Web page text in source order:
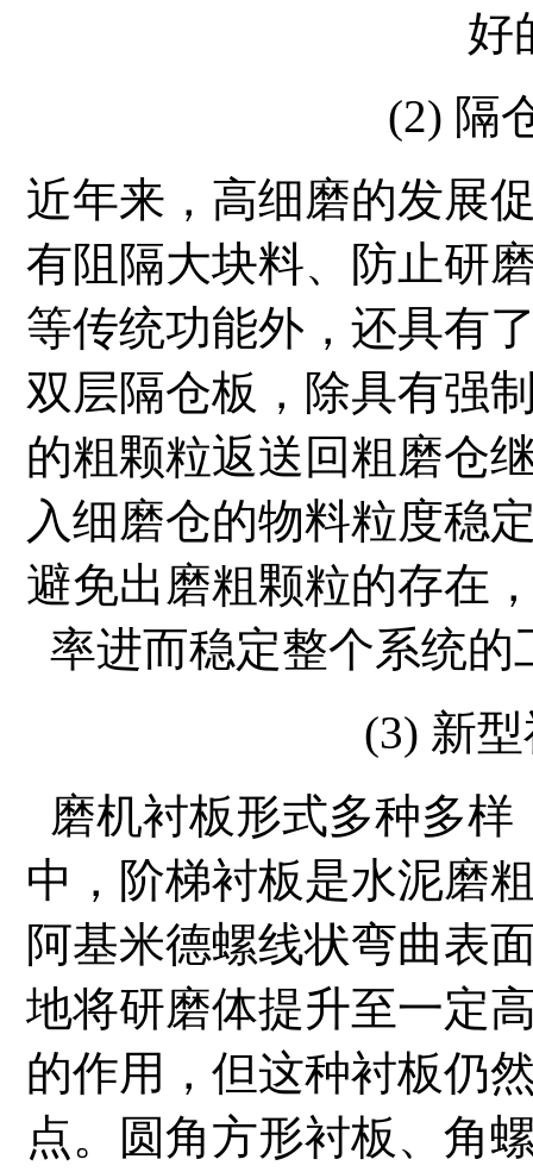
好
(2) 隔
近年来，高细磨的发展
有阻隔大块料、防止研
等传统功能外，还具有
双层隔仓板，除具有强
的粗颗粒返送回粗磨仓
入细磨仓的物料粒度稳
避免出磨粗颗粒的存在
率进而稳定整个系统
(3) 新
磨机衬板形式多种多
中，阶梯衬板是水泥磨
阿基米德螺线状弯曲表
地将研磨体提升至一定
的作用，但这种衬板仍
点。圆角方形衬板、角